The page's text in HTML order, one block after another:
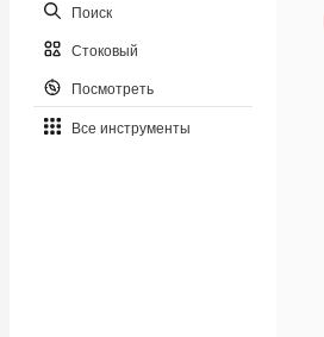
Поиск
Стоковый
Посмотреть
Все инструменты